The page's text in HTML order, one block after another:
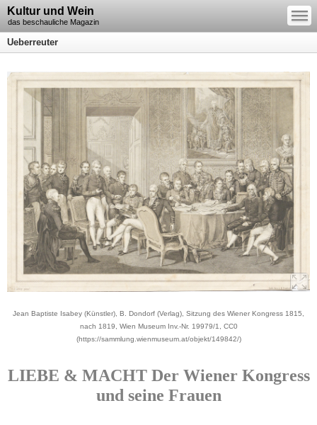
Kultur und Wein
das beschauliche Magazin
—
—
—
Ueberreuter
Jean Baptiste Isabey (Künstler), B. Dondorf (Verlag), Sitzung des Wiener Kongress 1815,
nach 1819, Wien Museum Inv.-Nr. 19979/1, CC0
(https://sammlung.wienmuseum.at/objekt/149842/)
LIEBE & MACHT Der Wiener Kongress
und seine Frauen